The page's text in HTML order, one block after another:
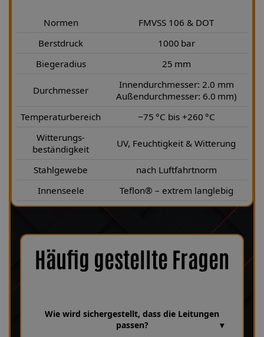
Normen
FMVSS 106 & DOT
Berstdruck
1000 bar
Biegeradius
25 mm
Durchmesser
Innendurchmesser: 2.0 mm
Außendurchmesser: 6.0 mm)
Temperaturbereich
−75 °C bis +260 °C
Witterungs-
beständigkeit
UV, Feuchtigkeit & Witterung
Stahlgewebe
nach Luftfahrtnorm
Innenseele
Teflon® – extrem langlebig
Häufig gestellte Fragen
Wie wird sichergestellt, dass die Leitungen
passen?